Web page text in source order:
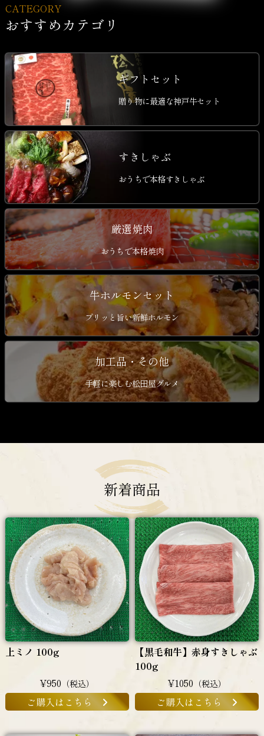
CATEGORY
おすすめカテゴリ
ギフトセット
贈り物に最適な神戸牛セット
すきしゃぶ
おうちで本格すきしゃぶ
厳選焼肉
おうちで本格焼肉
牛ホルモンセット
プリッと旨い新鮮ホルモン
加工品・その他
手軽に楽しむ松田屋グルメ
新着商品
上ミノ 100g
¥950 （税込）
ご購入はこちら
【黒毛和牛】赤身すきしゃぶ
100g
¥1050 （税込）
ご購入はこちら